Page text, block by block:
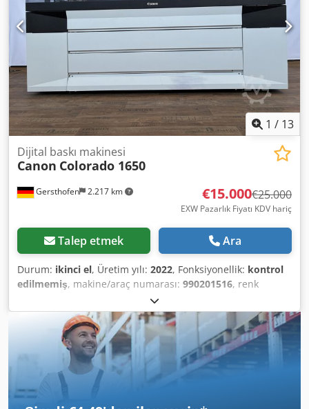
1 / 13
Gersthofen 2.217 km
Dijital baskı makinesi
Canon Colorado 1650
€15.000€25.000
EXW Pazarlık Fiyatı KDV hariç
Talep etmek Ara
Durum: ikinci el, Üretim yılı: 2022, Fonksiyonellik: kontrol
edilmemiş, makine/araç numarası: 990201516, renk
, çözünürlük (maks.):
nokta), kağıt genişliği (maks.):1.625 mm, giriş akımı türü:
, giriş voltajı:400 V , Canon Colorado 1650 –
Professional UVgel Large Format Printer For sale is a
professional large format printer, the Canon Colorado
1650, from the industrial production printing sector. The
Colorado series is among the established production
systems for professional roll-to-roll printing applications